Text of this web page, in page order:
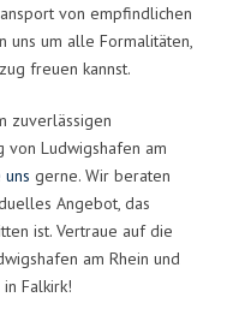
von empfindlichen
uns um alle Formalitäten,
freuen kannst.
zuverlässigen
von Ludwigshafen am
gerne. Wir beraten
Angebot, das
ist. Vertraue auf die
am Rhein und
Falkirk!